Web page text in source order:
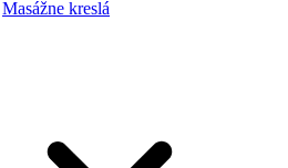
Masážne kreslá